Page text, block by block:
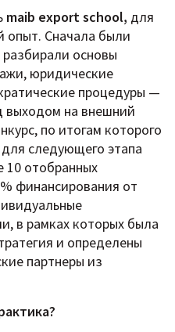
maib export school, для
опыт. Сначала были
основы
юридические
процедуры —
выходом на внешний
по итогам которого
следующего этапа
10 отобранных
финансирования от
в рамках которых была
и определены
партнеры из